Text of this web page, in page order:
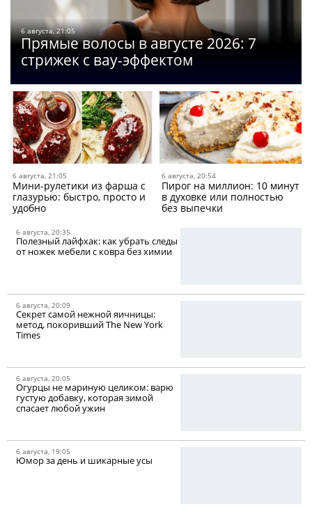
6 августа, 21:05
Прямые волосы в августе 2026: 7
стрижек с вау-эффектом
6 августа, 21:05
Мини-рулетики из фарша c
глазурью: быстро, просто и
удобно
6 августа, 20:54
Пирог на миллион: 10 минут
в духовке или полностью
без выпечки
6 августа, 20:35
Полезный лайфхак: как убрать следы
от ножек мебели с ковра без химии
6 августа, 20:09
Секрет самой нежной яичницы:
метод, покоривший The New York
Times
6 августа, 20:05
Огурцы не мариную целиком: варю
густую добавку, которая зимой
спасает любой ужин
6 августа, 19:05
Юмор за день и шикарные усы